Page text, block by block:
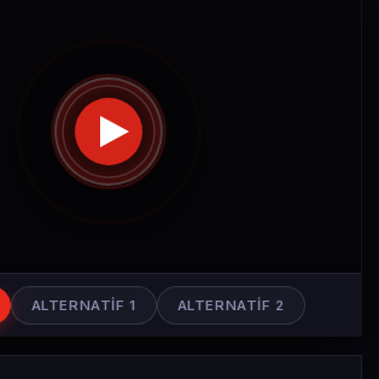
ALTERNATIF 1 ALTERNATIF 2